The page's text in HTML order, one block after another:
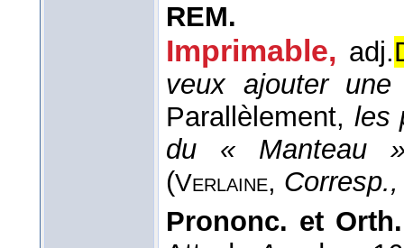
REM.
Imprimable, adj.
veux ajouter
Parallèlement, les
du «
(Verlaine,
Prononc. et